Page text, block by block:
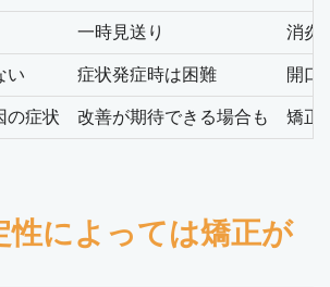
一時見送り 消炎
い 症状発症時は困難 開口
の症状 改善が期待できる場合も 矯正
性によっては矯正が